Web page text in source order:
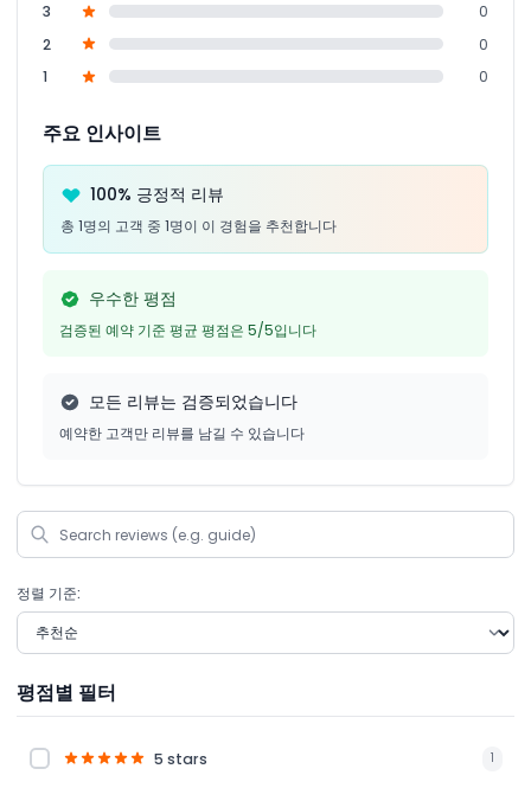
3
0
2
0
1
0
주요 인사이트
100% 긍정적 리뷰
총 1명의 고객 중 1명이 이 경험을 추천합니다
우수한 평점
검증된 예약 기준 평균 평점은 5/5입니다
모든 리뷰는 검증되었습니다
예약한 고객만 리뷰를 남길 수 있습니다
정렬 기준:
평점별 필터
5 stars 1